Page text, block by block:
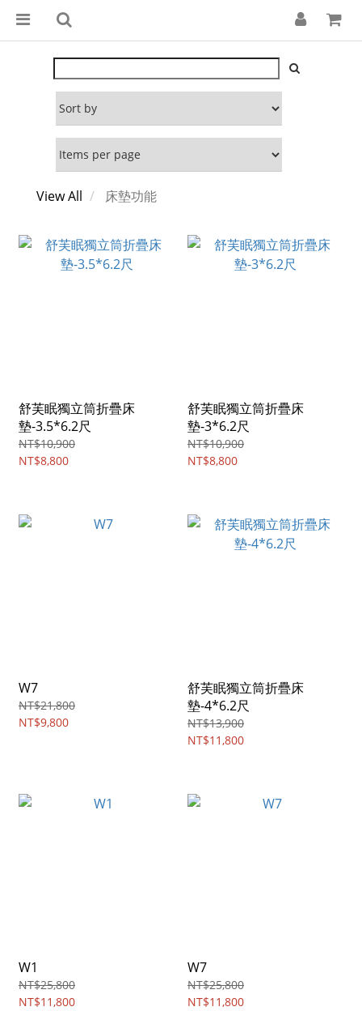
View All 床墊功能
舒芙眠獨立筒折疊床
墊-3.5*6.2尺
NT$10,900
NT$8,800
舒芙眠獨立筒折疊床
墊-3*6.2尺
NT$10,900
NT$8,800
W7
NT$21,800
NT$9,800
舒芙眠獨立筒折疊床
墊-4*6.2尺
NT$13,900
NT$11,800
W1
NT$25,800
NT$11,800
W7
NT$25,800
NT$11,800